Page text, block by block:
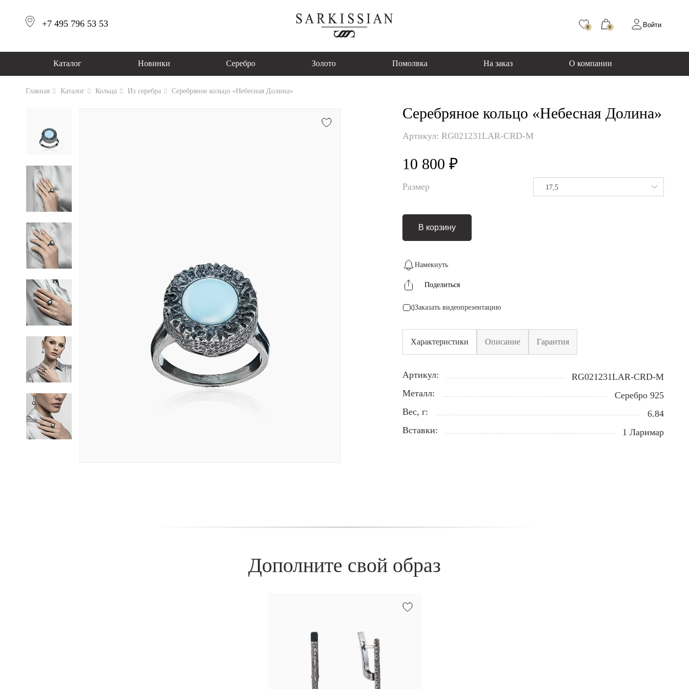
+7 495 796 53 53 0 0 Войти
Каталог Новинки Серебро Золото Помолвка На заказ О компании
Главная Каталог Кольца Из серебра Серебряное кольцо «Небесная Долина»
Серебряное кольцо «Небесная Долина»
Артикул: RG021231LAR-CRD-M
10 800 ₽
Размер 17,5
В корзину
Намекнуть
Поделиться
Заказать видеопрезентацию
Характеристики Описание Гарантия
Артикул:
RG021231LAR-CRD-M
Металл:
Серебро 925
Вес, г:
6.84
Вставки:
1 Ларимар
Дополните свой образ